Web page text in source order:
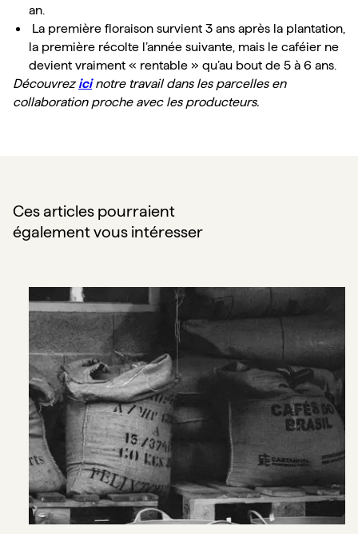
an.
La première floraison survient 3 ans après la plantation,
la première récolte l’année suivante, mais le caféier ne
devient vraiment « rentable » qu’au bout de 5 à 6 ans.
Découvrez ici notre travail dans les parcelles en
collaboration proche avec les producteurs.
Ces articles pourraient
également vous intéresser
ARABICA et ROBUSTA : quelles différences ?